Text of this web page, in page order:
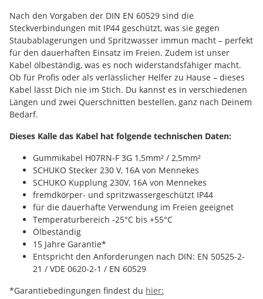
Nach den Vorgaben der DIN EN 60529 sind die
Steckverbindungen mit IP44 geschützt, was sie gegen
Staubablagerungen und Spritzwasser immun macht – perfekt
für den dauerhaften Einsatz im Freien. Zudem ist unser
Kabel ölbeständig, was es noch widerstandsfähiger macht.
Ob für Profis oder als verlässlicher Helfer zu Hause – dieses
Kabel lässt Dich nie im Stich. Du kannst es in verschiedenen
Längen und zwei Querschnitten bestellen, ganz nach Deinem
Bedarf.
Dieses Kalle das Kabel hat folgende technischen Daten:
Gummikabel H07RN-F 3G 1,5mm² / 2,5mm²
SCHUKO Stecker 230 V, 16A von Mennekes
SCHUKO Kupplung 230V, 16A von Mennekes
fremdkörper- und spritzwassergeschützt IP44
für die dauerhafte Verwendung im Freien geeignet
Temperaturbereich -25°C bis +55°C
Ölbeständig
15 Jahre Garantie*
Entspricht den Anforderungen nach DIN: EN 50525-2-
21 / VDE 0620-2-1 / EN 60529
*Garantiebedingungen findest du hier: